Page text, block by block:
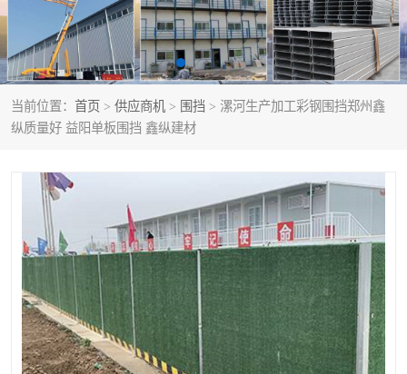
当前位置： 首页 > 供应商机 > 围挡 > 漯河生产加工彩钢围挡郑州鑫
纵质量好 益阳单板围挡 鑫纵建材
CZ型钢 FRP采光板
PC多层板 PC耐力板
建筑围挡 楼层板
岩棉板 钢结构配件
围挡 彩钢板
生产加工单板复合围挡 市
政围挡